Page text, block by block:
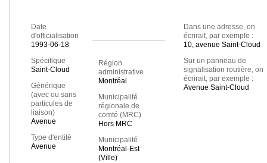
Date
d'officialisation
1993-06-18
Spécifique
Saint-Cloud
Générique
(avec ou sans
particules de
liaison)
Avenue
Type d'entité
Avenue
Région
administrative
Montréal
Municipalité
régionale de
comté (MRC)
Hors MRC
Municipalité
Montréal-Est
(Ville)
Dans une adresse, on
écrirait, par exemple :
10, avenue Saint-Cloud
Sur un panneau de
signalisation routière, on
écrirait, par exemple :
Avenue Saint-Cloud